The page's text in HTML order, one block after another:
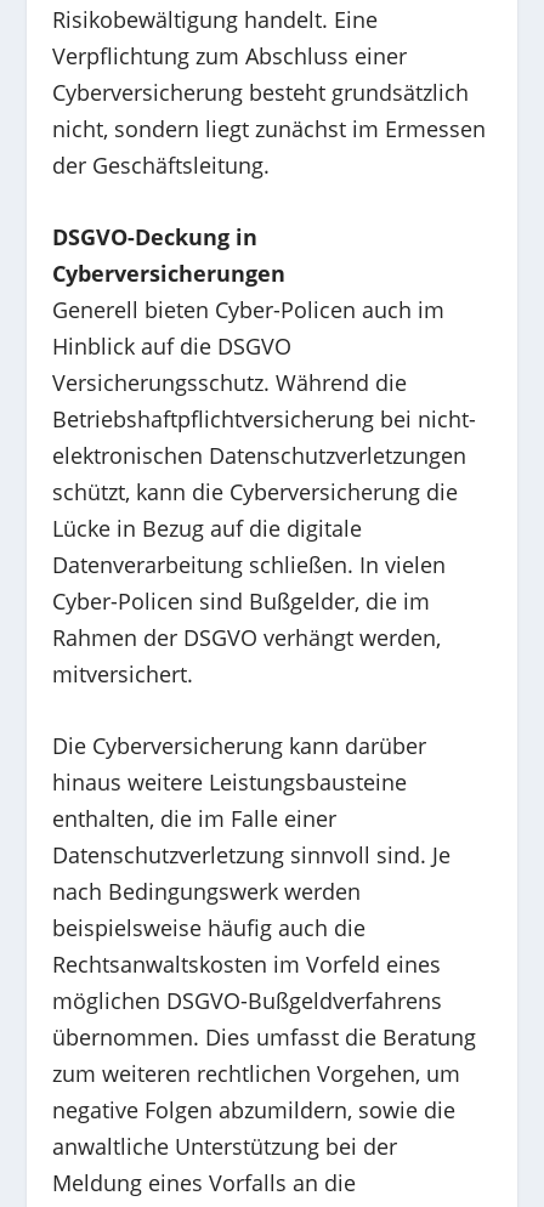
Risikobewältigung handelt. Eine
Verpflichtung zum Abschluss einer
Cyberversicherung besteht grundsätzlich
nicht, sondern liegt zunächst im Ermessen
der Geschäftsleitung.
DSGVO-Deckung in
Cyberversicherungen
Generell bieten Cyber-Policen auch im
Hinblick auf die DSGVO
Versicherungsschutz. Während die
Betriebshaftpflichtversicherung bei nicht-
elektronischen Datenschutzverletzungen
schützt, kann die Cyberversicherung die
Lücke in Bezug auf die digitale
Datenverarbeitung schließen. In vielen
Cyber-Policen sind Bußgelder, die im
Rahmen der DSGVO verhängt werden,
mitversichert.
Die Cyberversicherung kann darüber
hinaus weitere Leistungsbausteine
enthalten, die im Falle einer
Datenschutzverletzung sinnvoll sind. Je
nach Bedingungswerk werden
beispielsweise häufig auch die
Rechtsanwaltskosten im Vorfeld eines
möglichen DSGVO-Bußgeldverfahrens
übernommen. Dies umfasst die Beratung
zum weiteren rechtlichen Vorgehen, um
negative Folgen abzumildern, sowie die
anwaltliche Unterstützung bei der
Meldung eines Vorfalls an die